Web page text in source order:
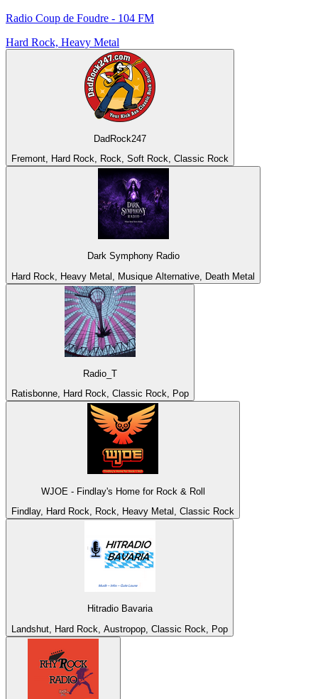
Radio Coup de Foudre - 104 FM
Hard Rock, Heavy Metal
DadRock247
Fremont, Hard Rock, Rock, Soft Rock, Classic Rock
Dark Symphony Radio
Hard Rock, Heavy Metal, Musique Alternative, Death Metal
Radio_T
Ratisbonne, Hard Rock, Classic Rock, Pop
WJOE - Findlay's Home for Rock & Roll
Findlay, Hard Rock, Rock, Heavy Metal, Classic Rock
Hitradio Bavaria
Landshut, Hard Rock, Austropop, Classic Rock, Pop